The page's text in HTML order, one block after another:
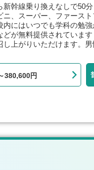
新幹線乗り換えなしで50
ニ、スーパー、ファース
内にはいつでも学科の勉
どが無料提供されていま
し上がりいただけます。
380,600円